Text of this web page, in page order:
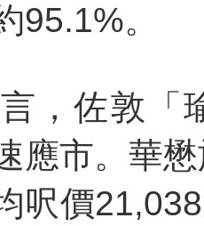
95.1%。
言，佐敦
應市。華
呎價